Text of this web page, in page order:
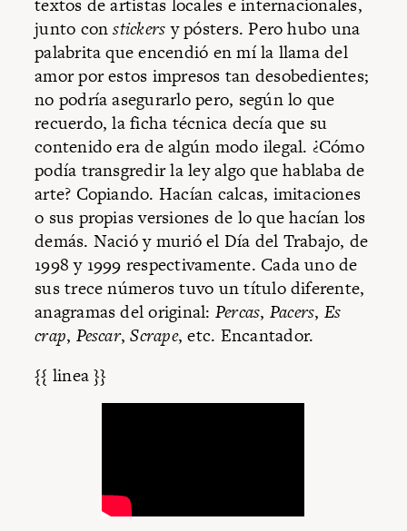
textos de artistas locales e internacionales,
junto constickersy pósters. Pero hubo una
palabrita que encendió en mí la llama del
amor por estos impresos tan desobedientes;
no podría asegurarlo pero, según lo que
recuerdo, la ficha técnica decía que su
contenido era de algún modo ilegal. ¿Cómo
podía transgredir la ley algo que hablaba de
arte? Copiando. Hacían calcas, imitaciones
o sus propias versiones de lo que hacían los
demás. Nació y murió el Día del Trabajo, de
1998 y 1999 respectivamente. Cada uno de
sus trece números tuvo un título diferente,
anagramas del original: Percas, Pacers, Es
crap, Pescar,Scrape, etc. Encantador.
{{ linea }}